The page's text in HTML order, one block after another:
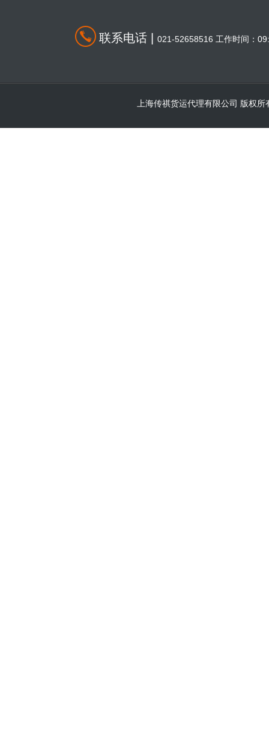
联系电话 | 021-52658516 工作时间：
上海传祺货运代理有限公司 版权